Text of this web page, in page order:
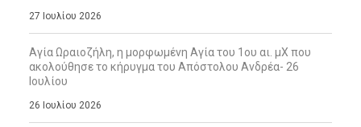
27 Ιουλίου 2026
Αγία Ωραιοζήλη, η μορφωμένη Αγία του 1ου αι. μΧ που
ακολούθησε το κήρυγμα του Απόστολου Ανδρέα- 26
Ιουλίου
26 Ιουλίου 2026